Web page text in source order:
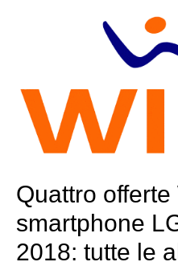
Quattro
smartphone
2018: tutte le